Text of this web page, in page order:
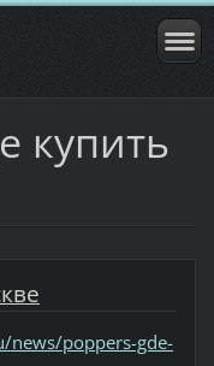
купить
news/poppers-gde-